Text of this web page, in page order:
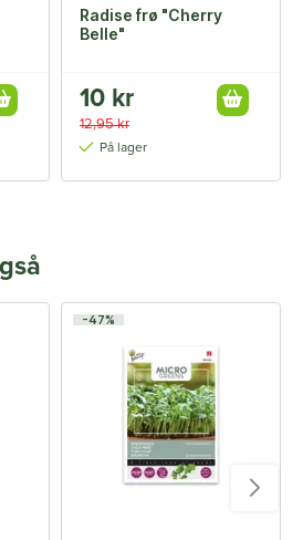
Radise frø "Cherry
Belle"
10 kr
12,95 kr
På lager
-47%